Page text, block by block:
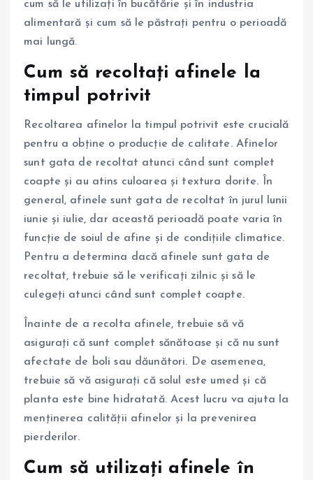
cum să le utilizați în bucătărie și în industria
alimentară și cum să le păstrați pentru o perioadă
mai lungă.
Cum să recoltați afinele la
timpul potrivit
Recoltarea afinelor la timpul potrivit este crucială
pentru a obține o producție de calitate. Afinelor
sunt gata de recoltat atunci când sunt complet
coapte și au atins culoarea și textura dorite. În
general, afinele sunt gata de recoltat în jurul lunii
iunie și iulie, dar această perioadă poate varia în
funcție de soiul de afine și de condițiile climatice.
Pentru a determina dacă afinele sunt gata de
recoltat, trebuie să le verificați zilnic și să le
culegeți atunci când sunt complet coapte.
Înainte de a recolta afinele, trebuie să vă
asigurați că sunt complet sănătoase și că nu sunt
afectate de boli sau dăunători. De asemenea,
trebuie să vă asigurați că solul este umed și că
planta este bine hidratată. Acest lucru va ajuta la
menținerea calității afinelor și la prevenirea
pierderilor.
Cum să utilizați afinele în